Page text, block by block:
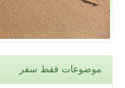
موضوعات فقط سفر